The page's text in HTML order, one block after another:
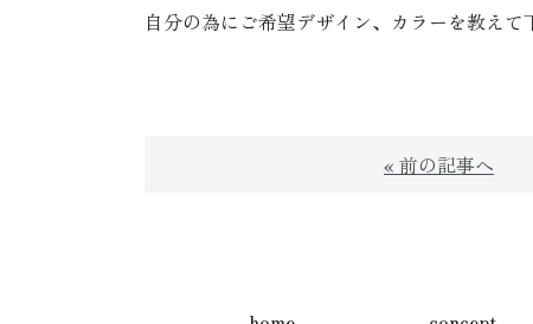
自分の為にご希望デザイン、カラーを教えて
« 前の記事へ